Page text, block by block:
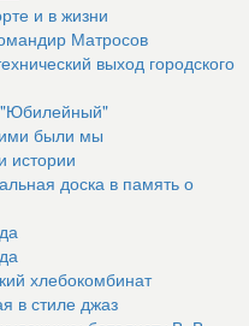
и в жизни
Матросов
выход городского
"Юбилейный"
были мы
истории
доска в память о
хлебокомбинат
в стиле джаз